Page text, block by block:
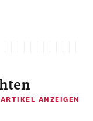
ANZEIGEN